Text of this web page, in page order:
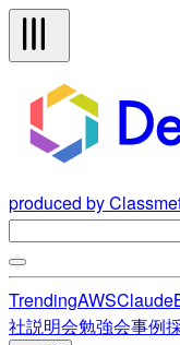
produced by
TrendingAWSClaude
社説明会勉強会事例